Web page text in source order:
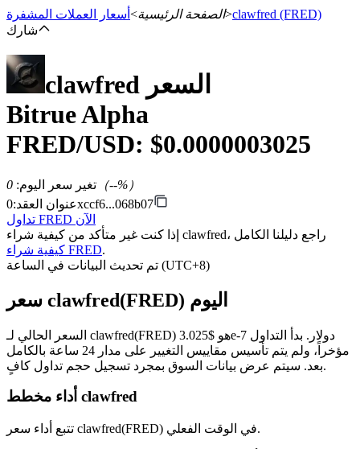
العقود الآجلة
الصفحة الرئيسية> أسعار العملات المشفرة >clawfred (FRED)
شارك
clawfred السعر
Bitrue Alpha
FRED/USD: $0.0000003025
تغير سعر اليوم:
0 （--%）
عنوان العقد:
0xccf6...068b07
تداول FRED الآن
إذا كنت غير متأكد من كيفية شراء clawfred، راجع دليلنا الكامل
كيفية شراء FRED.
تم تحديث البيانات في الساعة (UTC+8)
سعر clawfred(FRED) اليوم
السعر الحالي لـ clawfred(FRED) هو $3.025e-7 دولار. بدأ التداول
مؤخراً، ولم يتم تأسيس مقاييس التغيير على مدار 24 ساعة بالكامل
بعد. سيتم عرض بيانات السوق بمجرد تسجيل حجم تداول كافٍ.
أداء مخطط clawfred
تتبع أداء سعر clawfred(FRED) في الوقت الفعلي.